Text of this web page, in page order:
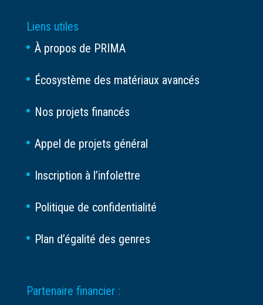
Liens utiles
À propos de PRIMA
Écosystème des matériaux avancés
Nos projets financés
Appel de projets général
Inscription à l’infolettre
Politique de confidentialité
Plan d’égalité des genres
Partenaire financier :